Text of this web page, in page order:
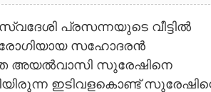
പ്രസന്നയുടെ വീട്ടിൽ
രോഗിയായ സഹോദരൻ
അയൽവാസി സുരേഷിനെ
ഇടിവളകൊണ്ട്